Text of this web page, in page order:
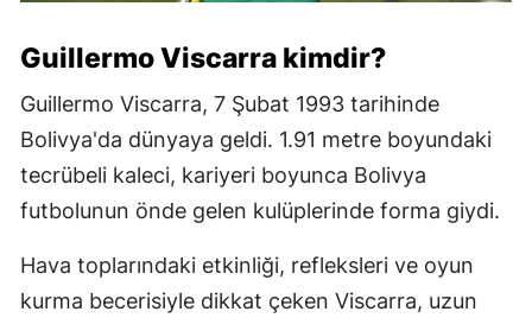
Guillermo Viscarra kimdir?
Guillermo Viscarra, 7 Şubat 1993 tarihinde
Bolivya'da dünyaya geldi. 1.91 metre boyundaki
tecrübeli kaleci, kariyeri boyunca Bolivya
futbolunun önde gelen kulüplerinde forma giydi.
Hava toplarındaki etkinliği, refleksleri ve oyun
kurma becerisiyle dikkat çeken Viscarra, uzun